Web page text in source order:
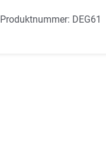
Produktnummer: DEG61